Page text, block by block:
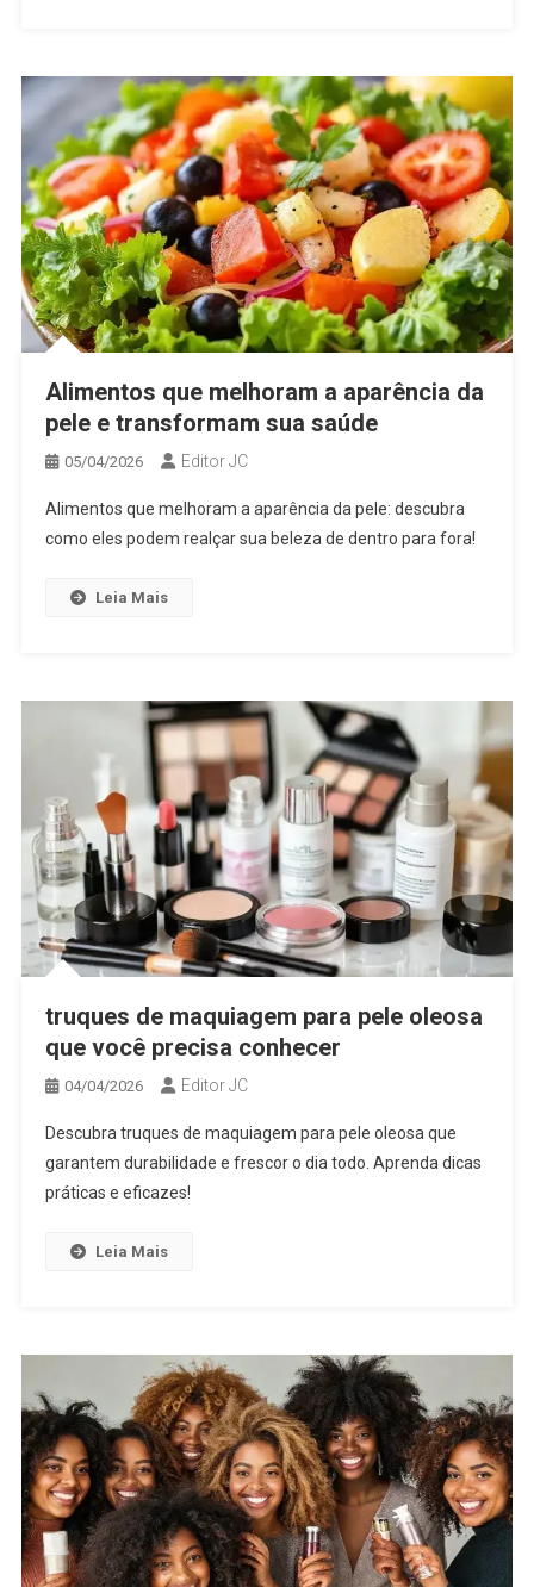
Alimentos que melhoram a aparência da
pele e transformam sua saúde
05/04/2026 Editor JC
Alimentos que melhoram a aparência da pele: descubra
como eles podem realçar sua beleza de dentro para fora!
Leia Mais
truques de maquiagem para pele oleosa
que você precisa conhecer
04/04/2026 Editor JC
Descubra truques de maquiagem para pele oleosa que
garantem durabilidade e frescor o dia todo. Aprenda dicas
práticas e eficazes!
Leia Mais